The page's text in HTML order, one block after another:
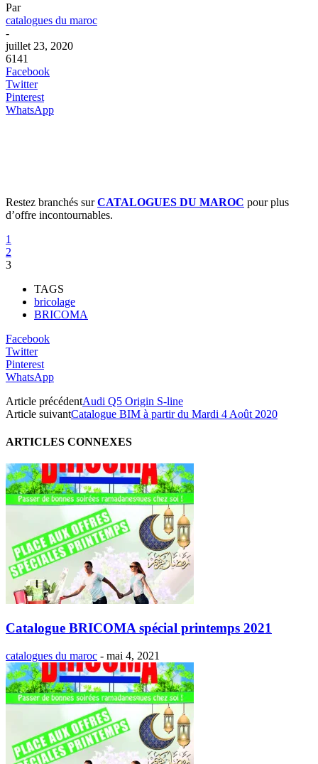
Par
catalogues du maroc
-
juillet 23, 2020
6141
Facebook
Twitter
Pinterest
WhatsApp
Restez branchés surCATALOGUES DU MAROC pour plus
d’offre incontournables.
1
2
3
TAGS
bricolage
BRICOMA
Facebook
Twitter
Pinterest
WhatsApp
Article précédentAudi Q5 Origin S-line
Article suivantCatalogue BIM à partir du Mardi 4 Août 2020
ARTICLES CONNEXES
Catalogue BRICOMA spécial printemps 2021
catalogues du maroc - mai 4, 2021